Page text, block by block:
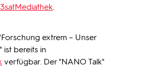
3satMediathek.
extrem – Unser
ist bereits in
verfügbar. Der "NANO Talk"